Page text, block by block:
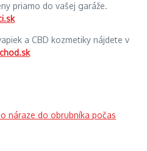
priamo do vašej garáže.
a CBD kozmetiky nájdete v